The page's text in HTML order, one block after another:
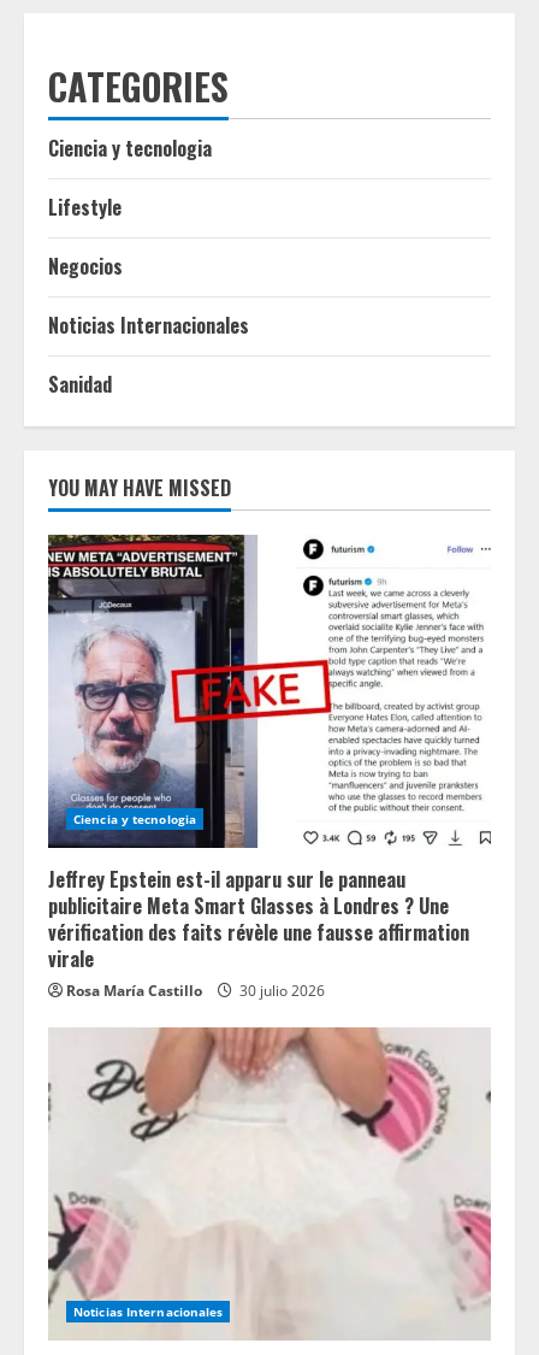
CATEGORIES
Ciencia y tecnologia
Lifestyle
Negocios
Noticias Internacionales
Sanidad
YOU MAY HAVE MISSED
Ciencia y tecnologia
Jeffrey Epstein est-il apparu sur le panneau
publicitaire Meta Smart Glasses à Londres ? Une
vérification des faits révèle une fausse affirmation
virale
Rosa María Castillo 30 julio 2026
Noticias Internacionales